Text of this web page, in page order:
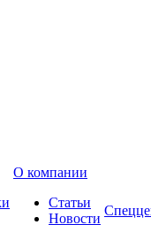
О компании
Статьи
Новости